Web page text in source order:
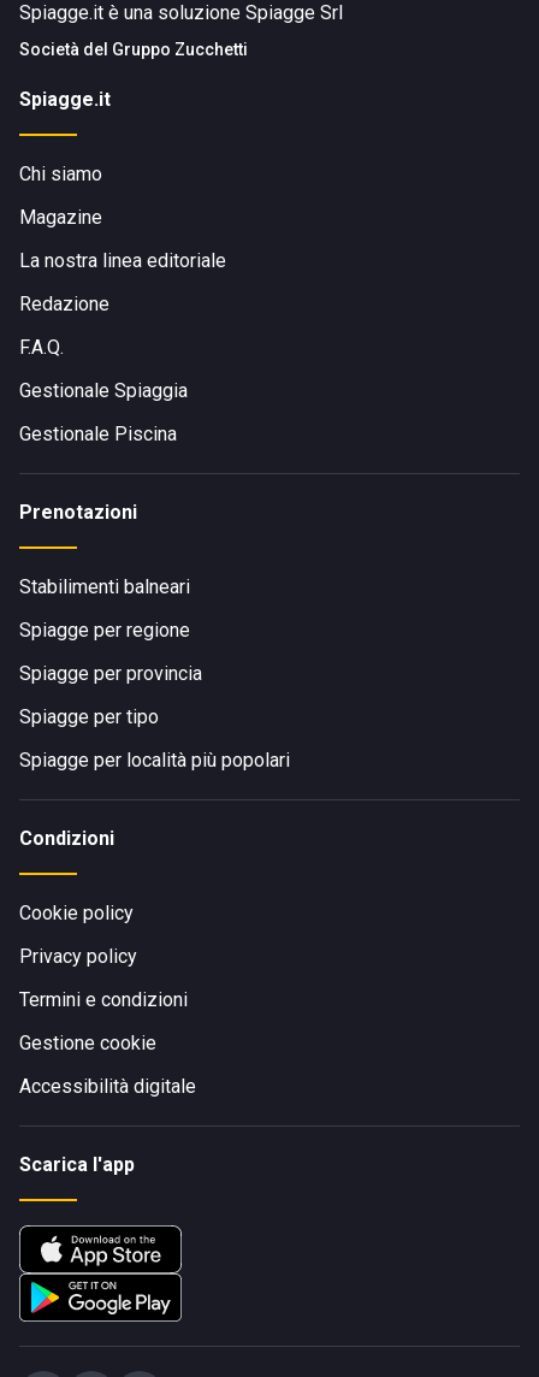
Spiagge.it è una soluzione Spiagge Srl
Società del Gruppo Zucchetti
Spiagge.it
Chi siamo
Magazine
La nostra linea editoriale
Redazione
F.A.Q.
Gestionale Spiaggia
Gestionale Piscina
Prenotazioni
Stabilimenti balneari
Spiagge per regione
Spiagge per provincia
Spiagge per tipo
Spiagge per località più popolari
Condizioni
Cookie policy
Privacy policy
Termini e condizioni
Gestione cookie
Accessibilità digitale
Scarica l'app